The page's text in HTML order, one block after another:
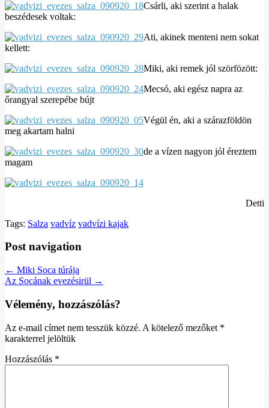
Csárli, aki szerint a halak
beszédesek voltak:
Ati, akinek menteni nem sokat
kellett:
Miki, aki remek jól szörfözött:
Mecsó, aki egész napra az
őrangyal szerepébe bújt
Végül én, aki a szárazföldön
meg akartam halni
de a vízen nagyon jól éreztem
magam
Detti
Tags: Salza vadvíz vadvízi kajak
Post navigation
← Miki Soca túrája
Az Socának evezésirül →
Vélemény, hozzászólás?
Az e-mail címet nem tesszük közzé. A kötelező mezőket *
karakterrel jelöltük
Hozzászólás *